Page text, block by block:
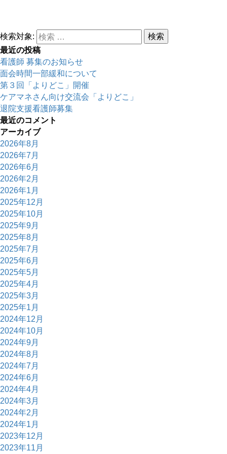
検索対象:
検索
最近の投稿
看護師 募集のお知らせ
面会時間一部緩和について
第３回「よりどこ」開催
ケアマネさん向け交流会「よりどこ」
退院支援看護師募集
最近のコメント
アーカイブ
2026年8月
2026年7月
2026年6月
2026年2月
2026年1月
2025年12月
2025年10月
2025年9月
2025年8月
2025年7月
2025年6月
2025年5月
2025年4月
2025年3月
2025年1月
2024年12月
2024年10月
2024年9月
2024年8月
2024年7月
2024年6月
2024年4月
2024年3月
2024年2月
2024年1月
2023年12月
2023年11月